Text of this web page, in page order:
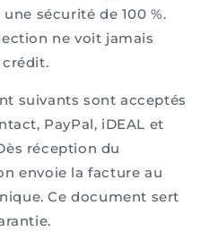
sécurité de 100 %.
ne voit jamais
suivants sont acceptés
PayPal, iDEAL et
réception du
envoie la facture au
Ce document sert